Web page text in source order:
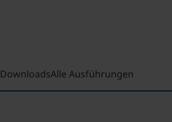
DownloadsAlle Ausführungen